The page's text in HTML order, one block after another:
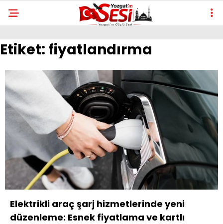
Etiket: fiyatlandırma
Elektrikli araç şarj hizmetlerinde yeni
düzenleme: Esnek fiyatlama ve kartlı